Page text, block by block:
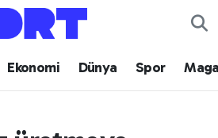
Ekonomi Dünya Spor